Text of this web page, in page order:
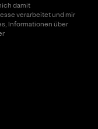
damit
verarbeitet und mir
Informationen über